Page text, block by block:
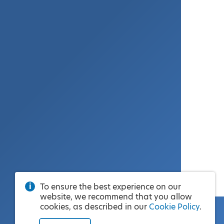
To ensure the best experience on our
website, we recommend that you allow
cookies, as described in our Cookie Policy.